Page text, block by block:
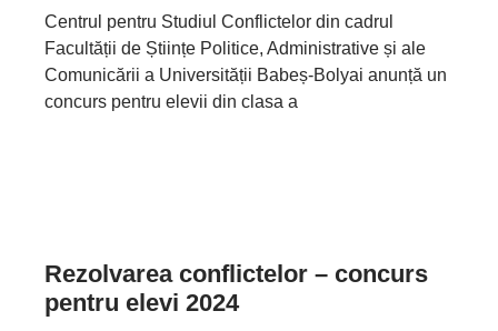
Centrul pentru Studiul Conflictelor din cadrul
Facultății de Științe Politice, Administrative și ale
Comunicării a Universității Babeș-Bolyai anunță un
concurs pentru elevii din clasa a
Rezolvarea conflictelor – concurs
pentru elevi 2024